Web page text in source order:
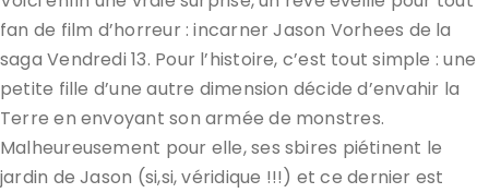
fan de film d’horreur : incarner Jason Vorhees de la
saga Vendredi 13. Pour l’histoire, c’est tout simple : une
petite fille d’une autre dimension décide d’envahir la
Terre en envoyant son armée de monstres.
Malheureusement pour elle, ses sbires piétinent le
jardin de Jason (si,si, véridique !!!) et ce dernier est